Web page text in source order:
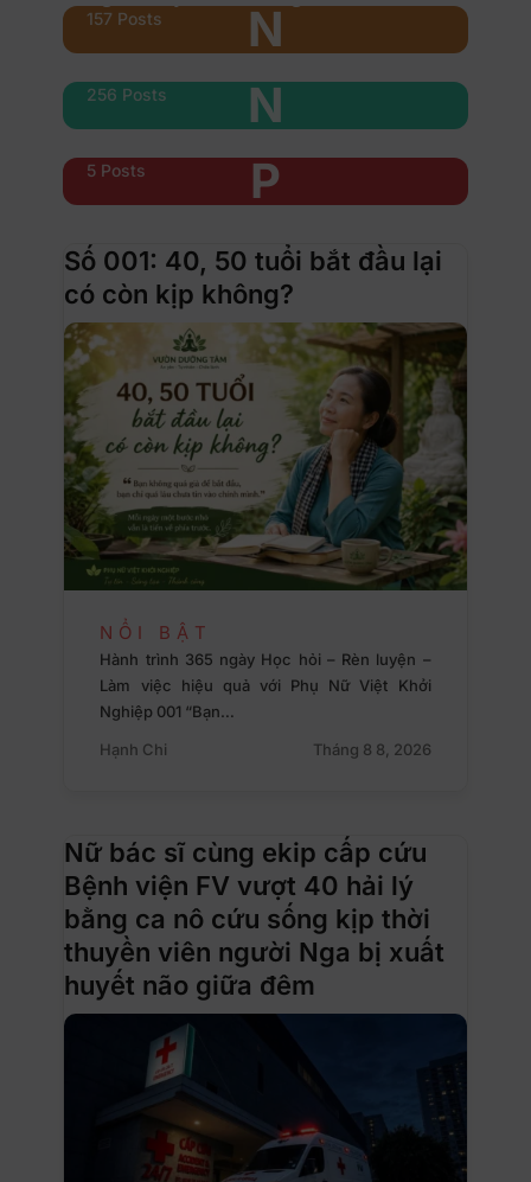
N
157 Posts
N
256 Posts
P
5 Posts
Số 001: 40, 50 tuổi bắt đầu lại
có còn kịp không?
NỔI BẬT
Hành trình 365 ngày Học hỏi – Rèn luyện –
Làm việc hiệu quả với Phụ Nữ Việt Khởi
Nghiệp 001 “Bạn…
Hạnh Chi
Tháng 8 8, 2026
Nữ bác sĩ cùng ekip cấp cứu
Bệnh viện FV vượt 40 hải lý
bằng ca nô cứu sống kịp thời
thuyền viên người Nga bị xuất
huyết não giữa đêm